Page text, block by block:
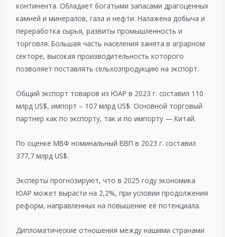
континента. Обладает богатыми запасами драгоценных
камней и минералов, газа и нефти. Налажена добыча и
переработка сырья, развиты промышленность и
торговля. Большая часть населения занята в аграрном
секторе, высокая производительность которого
позволяет поставлять сельхозпродукцию на экспорт.
Общий экспорт товаров из ЮАР в 2023 г. составил 110
млрд US$, импорт – 107 млрд US$. Основной торговый
партнер как по экспорту, так и по импорту — Китай.
По оценке МВФ номинальный ВВП в 2023 г. составил
377,7 млрд US$.
Эксперты прогнозируют, что в 2025 году экономика
ЮАР может вырасти на 2,2%, при условии продолжения
реформ, направленных на повышение её потенциала.
Дипломатические отношения между нашими странами